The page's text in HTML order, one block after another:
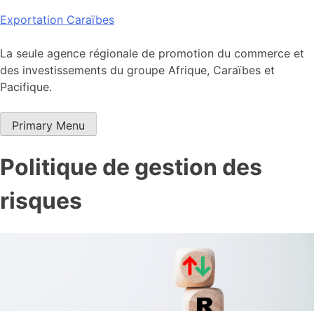
Skip
content
Exportation Caraïbes
La seule agence régionale de promotion du commerce et
des investissements du groupe Afrique, Caraïbes et
Pacifique.
Primary Menu
Politique de gestion des
risques